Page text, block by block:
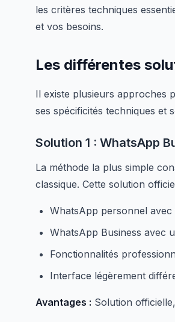
les critères techniques
et vos besoins.
Les différentes
Il existe plusieurs approches
ses spécificités techniques et
Solution 1 : WhatsApp
La méthode la plus simple
classique. Cette solution
WhatsApp personnel
WhatsApp Business avec
Fonctionnalités
Interface légèrement
Avantages : Solution